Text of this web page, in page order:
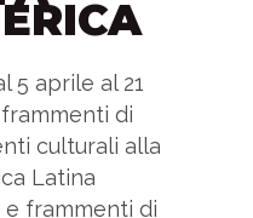
5 aprile al 21
di
culturali alla
Latina
e frammenti di